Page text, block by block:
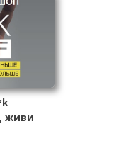
живи